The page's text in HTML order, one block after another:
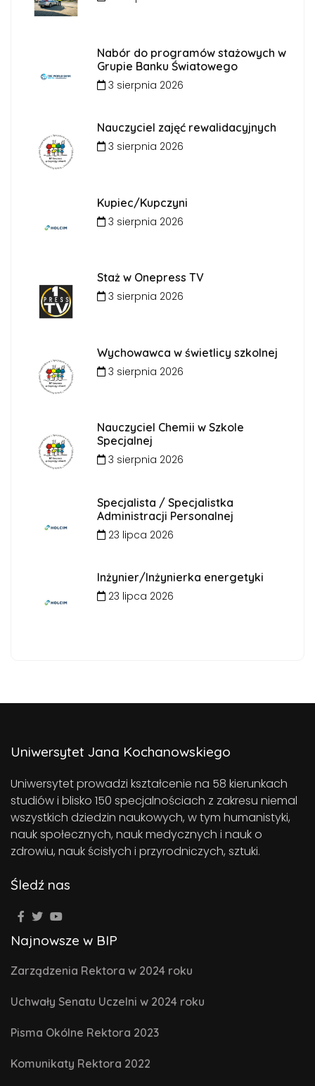
Nabór do programów stażowych w
Grupie Banku Światowego
3 sierpnia 2026
Nauczyciel zajęć rewalidacyjnych
3 sierpnia 2026
Kupiec/Kupczyni
3 sierpnia 2026
Staż w Onepress TV
3 sierpnia 2026
Wychowawca w świetlicy szkolnej
3 sierpnia 2026
Nauczyciel Chemii w Szkole
Specjalnej
3 sierpnia 2026
Specjalista / Specjalistka
Administracji Personalnej
23 lipca 2026
Inżynier/Inżynierka energetyki
23 lipca 2026
Uniwersytet Jana Kochanowskiego
Uniwersytet prowadzi kształcenie na 58 kierunkach
studiów i blisko 150 specjalnościach z zakresu niemal
wszystkich dziedzin naukowych, w tym humanistyki,
nauk społecznych, nauk medycznych i nauk o
zdrowiu, nauk ścisłych i przyrodniczych, sztuki.
Śledź nas
Najnowsze w BIP
Zarządzenia Rektora w 2024 roku
Uchwały Senatu Uczelni w 2024 roku
Pisma Okólne Rektora 2023
Komunikaty Rektora 2022